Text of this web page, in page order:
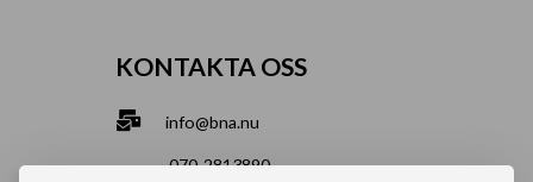
KONTAKTA OSS
info@bna.nu
070-2813890